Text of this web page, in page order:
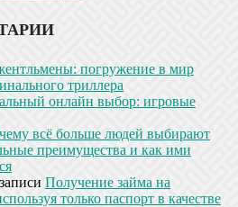
погружение в мир
триллера
онлайн выбор: игровые
всё больше людей выбирают
преимущества и как ими
Получение займа на
только паспорт в качестве